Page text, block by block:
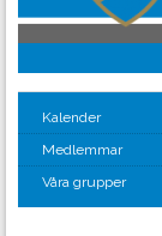
Kalender
Medlemmar
Våra grupper